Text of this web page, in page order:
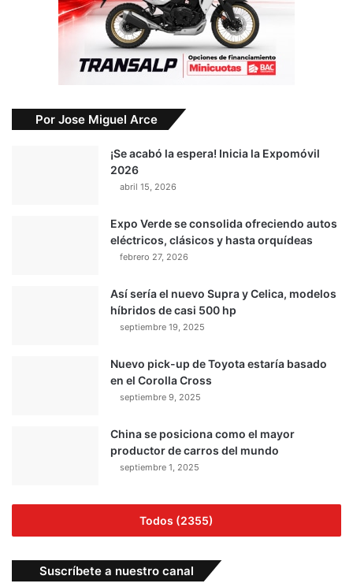
Por Jose Miguel Arce
¡Se acabó la espera! Inicia la Expomóvil
2026
abril 15, 2026
Expo Verde se consolida ofreciendo autos
eléctricos, clásicos y hasta orquídeas
febrero 27, 2026
Así sería el nuevo Supra y Celica, modelos
híbridos de casi 500 hp
septiembre 19, 2025
Nuevo pick-up de Toyota estaría basado
en el Corolla Cross
septiembre 9, 2025
China se posiciona como el mayor
productor de carros del mundo
septiembre 1, 2025
Todos (2355)
Suscríbete a nuestro canal